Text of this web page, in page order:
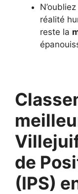
réalité
reste la
de
(IPS)